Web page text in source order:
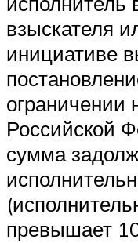
взыскателя
инициативе
ограничении
Российской
сумма
превышает